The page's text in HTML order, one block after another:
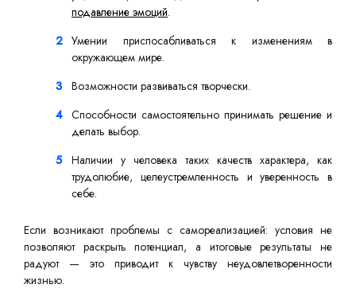
подавление эмоций.
Умении приспосабливаться к изменениям в
окружающем мире.
Возможности развиваться творчески.
Способности самостоятельно принимать решение и
делать выбор.
Наличии у человека таких качеств характера, как
трудолюбие, целеустремленность и уверенность в
себе.
Если возникают проблемы с самореализацией: условия не
позволяют раскрыть потенциал, а итоговые результаты не
радуют — это приводит к чувству неудовлетворенности
жизнью.